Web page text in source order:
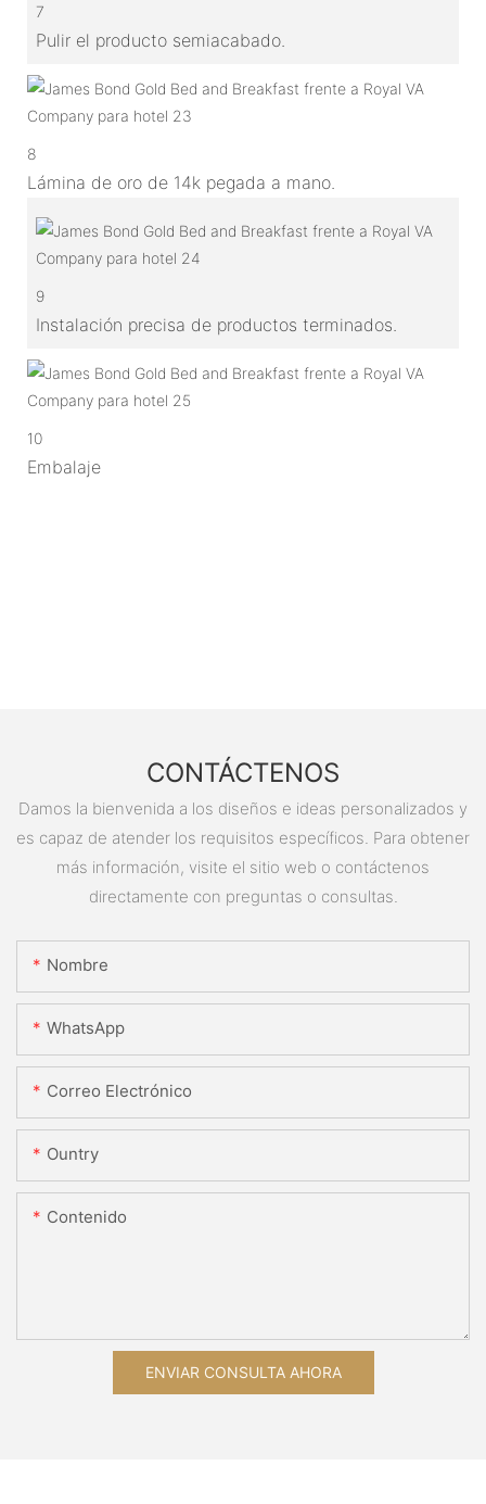
7
Pulir el producto semiacabado.
8
Lámina de oro de 14k pegada a mano.
9
Instalación precisa de productos terminados.
10
Embalaje
CONTÁCTENOS
Damos la bienvenida a los diseños e ideas personalizados y
es capaz de atender los requisitos específicos. Para obtener
más información, visite el sitio web o contáctenos
directamente con preguntas o consultas.
Nombre
WhatsApp
Correo Electrónico
Ountry
Contenido
ENVIAR CONSULTA AHORA